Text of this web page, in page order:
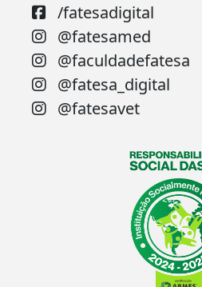
/fatesadigital
@fatesamed
@faculdadefatesa
@fatesa_digital
@fatesavet